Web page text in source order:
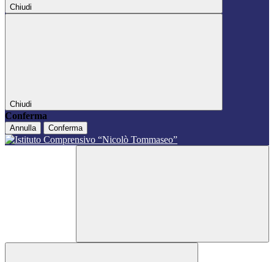
Chiudi
Chiudi
Conferma
Annulla Conferma